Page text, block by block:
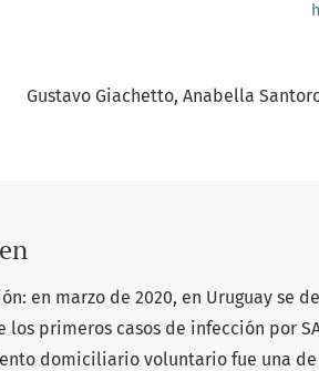
Gustavo Giachetto Anabella
en marzo de 2020, en Uruguay se
los primeros casos de infección por
domiciliario voluntario fue una